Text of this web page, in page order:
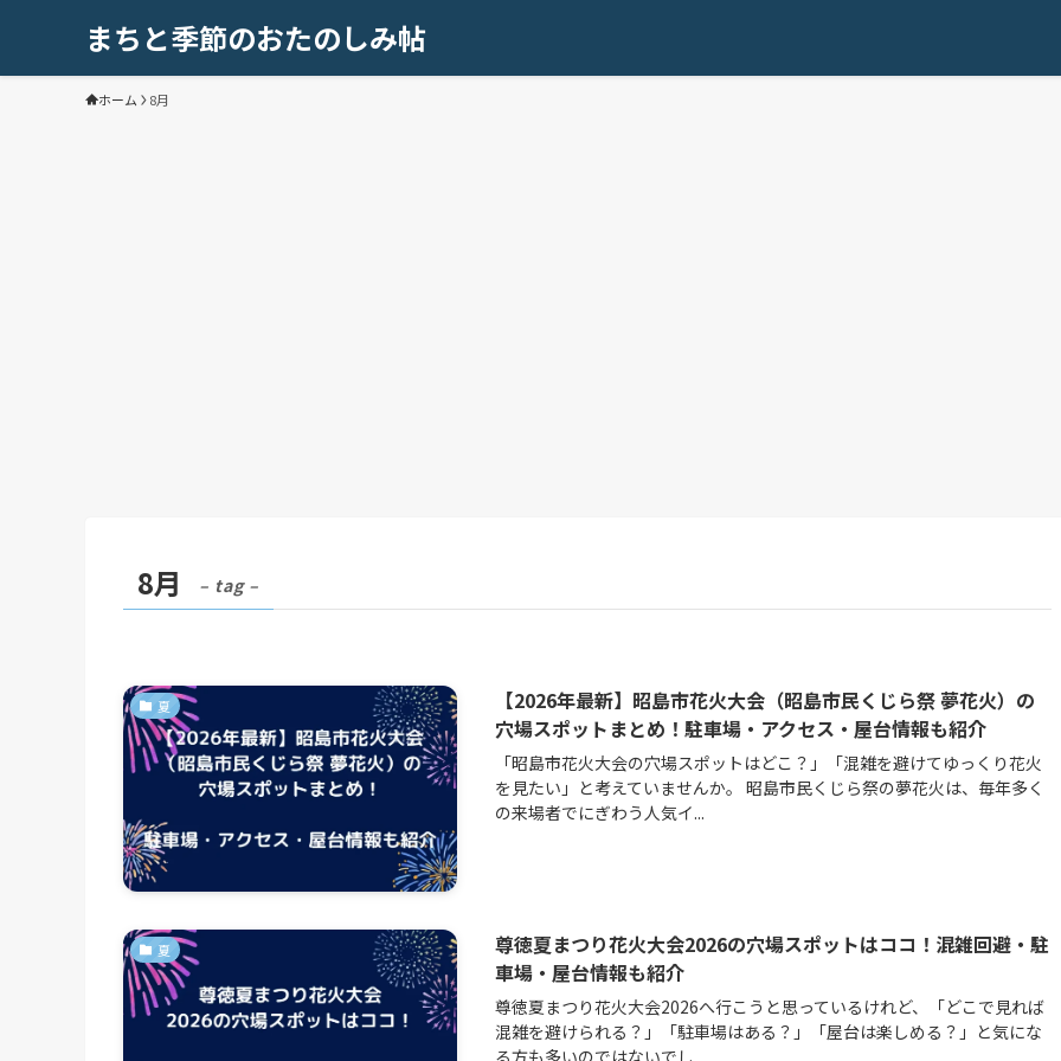
まちと季節のおたのしみ帖
ホーム 8月
8月 – tag –
夏
【2026年最新】昭島市花火大会（昭島市民くじら祭 夢花火）の
穴場スポットまとめ！駐車場・アクセス・屋台情報も紹介
「昭島市花火大会の穴場スポットはどこ？」「混雑を避けてゆっくり花火
を見たい」と考えていませんか。 昭島市民くじら祭の夢花火は、毎年多く
の来場者でにぎわう人気イ...
夏
尊徳夏まつり花火大会2026の穴場スポットはココ！混雑回避・駐
車場・屋台情報も紹介
尊徳夏まつり花火大会2026へ行こうと思っているけれど、「どこで見れば
混雑を避けられる？」「駐車場はある？」「屋台は楽しめる？」と気にな